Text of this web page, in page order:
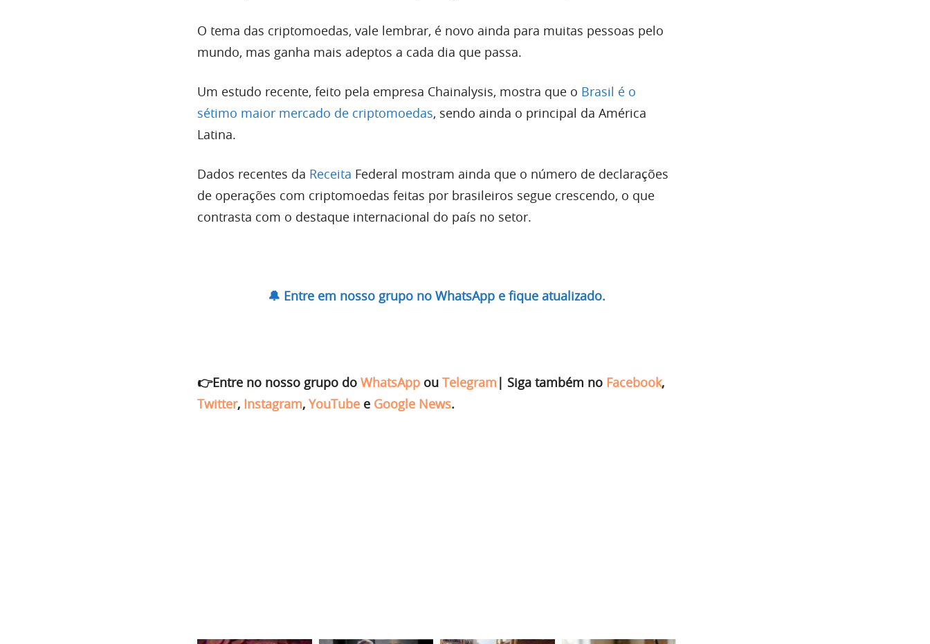
O tema das criptomoedas, vale lembrar, é novo ainda para muitas pessoas pelo
mundo, mas ganha mais adeptos a cada dia que passa.
Um estudo recente, feito pela empresa Chainalysis, mostra que o Brasil é o
sétimo maior mercado de criptomoedas, sendo ainda o principal da América
Latina.
Dados recentes da Receita Federal mostram ainda que o número de declarações
de operações com criptomoedas feitas por brasileiros segue crescendo, o que
contrasta com o destaque internacional do país no setor.
🔔 Entre em nosso grupo no WhatsApp e fique atualizado.
👉Entre no nosso grupo do WhatsApp ou Telegram | Siga também no Facebook,
Twitter, Instagram, YouTube e Google News.